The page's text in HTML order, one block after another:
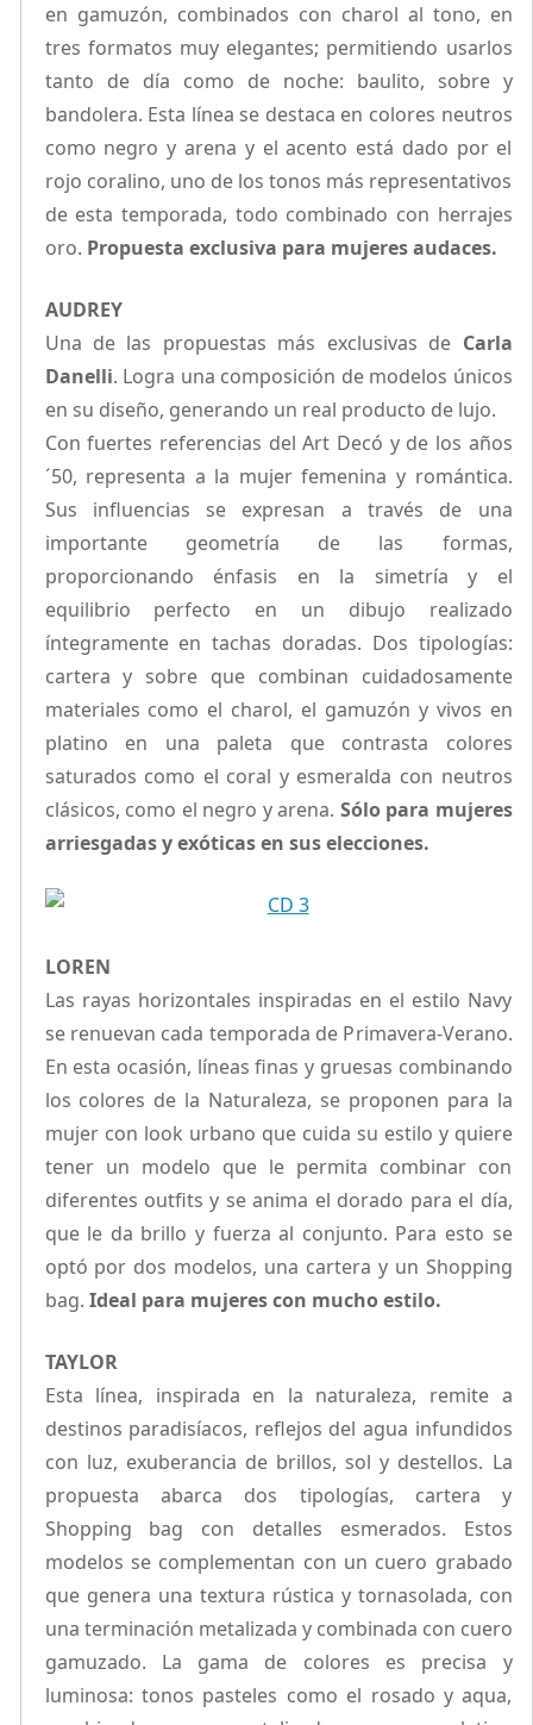
en gamuzón, combinados con charol al tono, en
tres formatos muy elegantes; permitiendo usarlos
tanto de día como de noche: baulito, sobre y
bandolera. Esta línea se destaca en colores neutros
como negro y arena y el acento está dado por el
rojo coralino, uno de los tonos más representativos
de esta temporada, todo combinado con herrajes
oro. Propuesta exclusiva para mujeres audaces.
AUDREY
Una de las propuestas más exclusivas de Carla
Danelli. Logra una composición de modelos únicos
en su diseño, generando un real producto de lujo.
Con fuertes referencias del Art Decó y de los años
´50, representa a la mujer femenina y romántica.
Sus influencias se expresan a través de una
importante geometría de las formas,
proporcionando énfasis en la simetría y el
equilibrio perfecto en un dibujo realizado
íntegramente en tachas doradas. Dos tipologías:
cartera y sobre que combinan cuidadosamente
materiales como el charol, el gamuzón y vivos en
platino en una paleta que contrasta colores
saturados como el coral y esmeralda con neutros
clásicos, como el negro y arena. Sólo para mujeres
arriesgadas y exóticas en sus elecciones.
LOREN
Las rayas horizontales inspiradas en el estilo Navy
se renuevan cada temporada de Primavera-Verano.
En esta ocasión, líneas finas y gruesas combinando
los colores de la Naturaleza, se proponen para la
mujer con look urbano que cuida su estilo y quiere
tener un modelo que le permita combinar con
diferentes outfits y se anima el dorado para el día,
que le da brillo y fuerza al conjunto. Para esto se
optó por dos modelos, una cartera y un Shopping
bag. Ideal para mujeres con mucho estilo.
TAYLOR
Esta línea, inspirada en la naturaleza, remite a
destinos paradisíacos, reflejos del agua infundidos
con luz, exuberancia de brillos, sol y destellos. La
propuesta abarca dos tipologías, cartera y
Shopping bag con detalles esmerados. Estos
modelos se complementan con un cuero grabado
que genera una textura rústica y tornasolada, con
una terminación metalizada y combinada con cuero
gamuzado. La gama de colores es precisa y
luminosa: tonos pasteles como el rosado y aqua,